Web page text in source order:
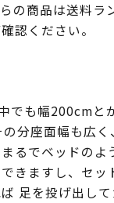
の商品は送料ラ
認ください。
でも幅200cmと
分座面幅も広
るでベッドのよ
きますし、セッ
足を投げ出し